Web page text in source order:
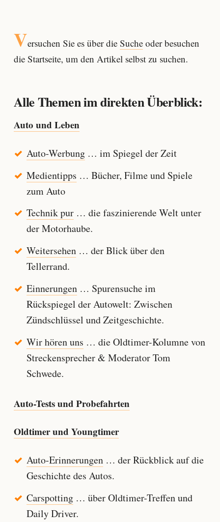
Versuchen Sie es über die Sucheoder besuchen
die Startseite, um den Artikel selbst zu suchen.
Alle Themen im direkten Überblick:
Auto und Leben
Auto-Werbung… im Spiegel der Zeit
Medientipps … Bücher, Filme und Spiele
zum Auto
Technik pur… die faszinierende Welt unter
der Motorhaube.
Weitersehen… der Blick über den
Tellerrand.
Einnerungen… Spurensuche im
Rückspiegel der Autowelt: Zwischen
Zündschlüssel und Zeitgeschichte.
Wir hören uns … die Oldtimer-Kolumne von
Streckensprecher & Moderator Tom
Schwede.
Auto-Tests und Probefahrten
Oldtimer und Youngtimer
Auto-Erinnerungen… der Rückblick auf die
Geschichte des Autos.
Carspotting… über Oldtimer-Treffen und
Daily Driver.